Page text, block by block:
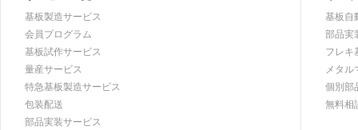
基板製造サービス
会員プログラム
基板試作サービス
量産サービス
特急基板製造サービス
包装配送
部品実装サービス
基板自
部品実
フレキ
メタル
個別部
無料相